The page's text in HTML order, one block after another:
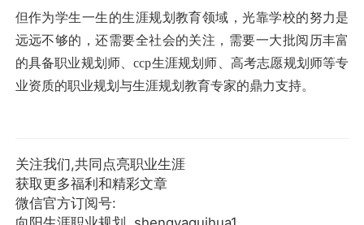
但作为学生一生的生涯规划教育领域，光靠学校的努力是
远远不够的，还需要全社会的关注，需要一大批阅历丰富
的具备职业规划师、ccp生涯规划师、高考志愿规划师等专
业资质的职业规划与生涯规划教育专家的鼎力支持。
关注我们,共同点亮职业生涯
获取更多福利和精彩文章
微信官方订阅号: